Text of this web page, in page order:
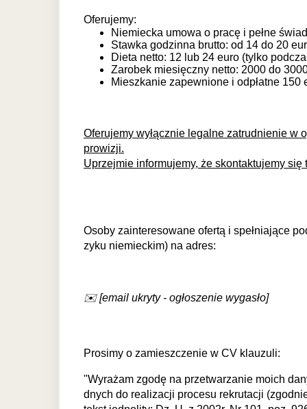
Oferujemy:
Niemiecka umowa o pracę i pełne
Stawka godzinna brutto: od 14 do 20
Dieta netto: 12 lub 24 euro (tylko
Zarobek miesięczny netto: 2000 do
Mieszkanie zapewnione i odpłatne 150
Oferujemy wyłącznie legalne zatrudnienie w
prowizji.
Uprzejmie informujemy, że skontaktujemy
Osoby zainteresowane ofertą i spełniające
zyku niemieckim) na adres:
✉️ [email ukryty - ogłoszenie wygasło]
Prosimy o zamieszczenie w CV klauzuli:
"Wyrażam zgodę na przetwarzanie moich
dnych do realizacji procesu rekrutacji